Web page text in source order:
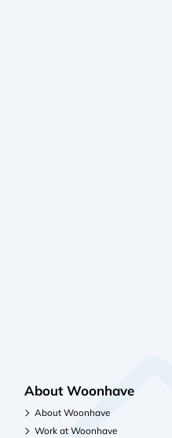
About Woonhave
About Woonhave
Work at Woonhave